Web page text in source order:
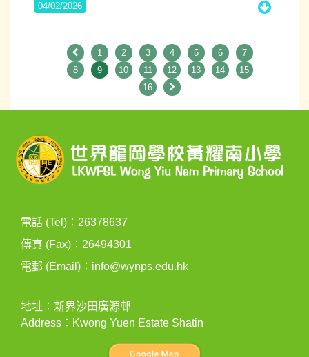
04/02/2026
1 2 3 4 5 6
7
8
9 10 11 12 13 14
15
16
電話 (Tel)：26378637
傳真 (Fax)：26494301
電郵 (Email)： info@wynps.edu.hk
地址：新界沙田廣源邨
Address：Kwong Yuen Estate Shatin